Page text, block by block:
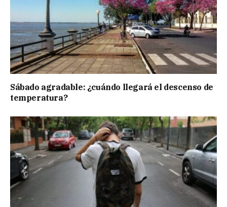
Sábado agradable: ¿cuándo llegará el descenso de
temperatura?